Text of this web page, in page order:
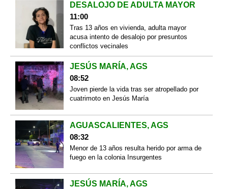
DESALOJO DE ADULTA MAYOR
11:00
Tras 13 años en vivienda, adulta mayor
acusa intento de desalojo por presuntos
conflictos vecinales
JESÚS MARÍA, AGS
08:52
Joven pierde la vida tras ser atropellado por
cuatrimoto en Jesús María
AGUASCALIENTES, AGS
08:32
Menor de 13 años resulta herido por arma de
fuego en la colonia Insurgentes
JESÚS MARÍA, AGS